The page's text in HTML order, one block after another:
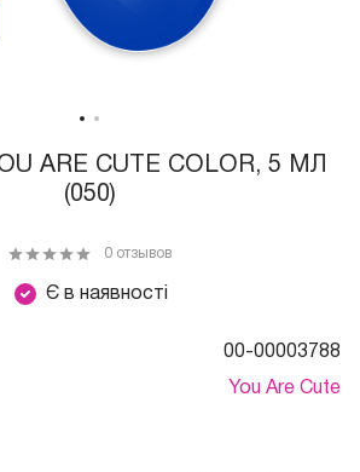
ARE CUTE COLOR, 5 МЛ
(050)
Є в наявності
0 отзывов
00-00003788
You Are Cute